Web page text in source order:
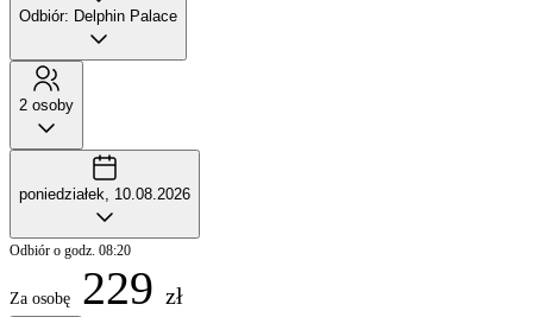
Odbiór: Delphin Palace
2 osoby
poniedziałek, 10.08.2026
Odbiór o godz. 08:20
Za osobę 229 zł